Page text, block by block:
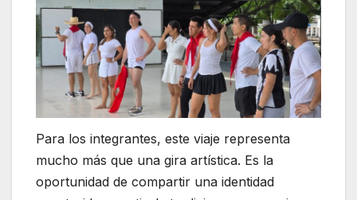
Para los integrantes, este viaje representa
mucho más que una gira artística. Es la
oportunidad de compartir una identidad